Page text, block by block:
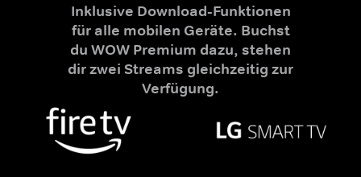
Inklusive Download-Funktionen
für alle mobilen Geräte. Buchst
du WOW Premium dazu, stehen
dir zwei Streams gleichzeitig zur
Verfügung.